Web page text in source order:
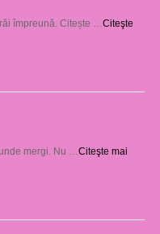
împreună. Citește … Citeşte
mergi. Nu … Citeşte mai